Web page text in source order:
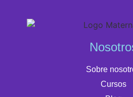
Sobre
Cursos